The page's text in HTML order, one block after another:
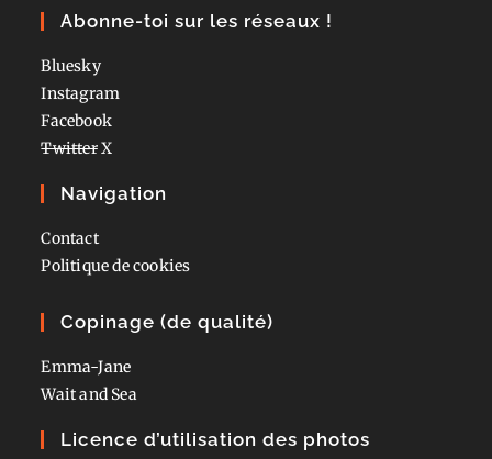
Abonne-toi sur les réseaux !
Bluesky
Instagram
Facebook
TwitterX
Navigation
Contact
Politique de cookies
Copinage (de qualité)
Emma-Jane
Wait and Sea
Licence d’utilisation des photos